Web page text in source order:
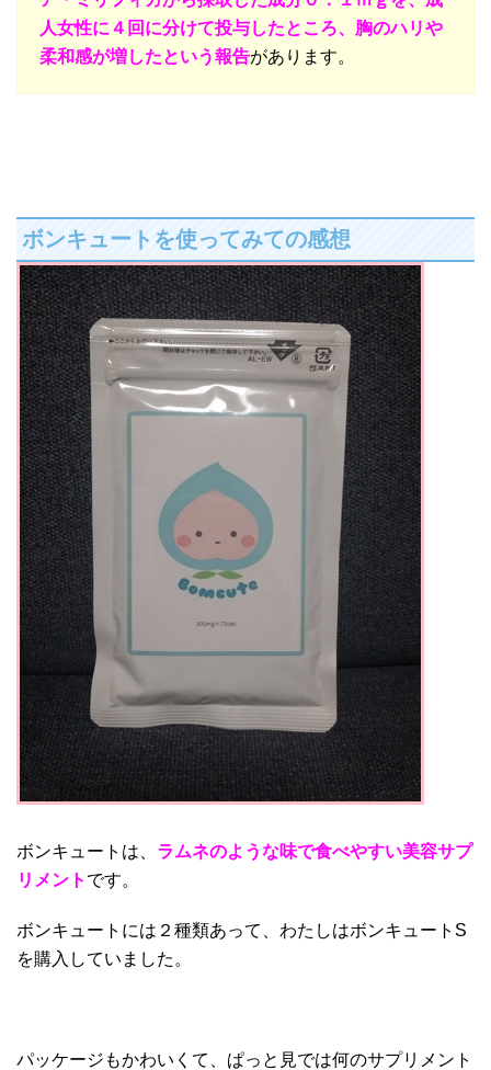
人女性に４回に分けて投与したところ、胸のハリや
柔和感が増したという報告があります。
ボンキュートを使ってみての感想
ボンキュートは、 ラムネのような味で食べやすい美容サプ
リメント です。
ボンキュートには２種類あって、わたしはボンキュートS
を購入していました。
パッケージもかわいくて、ぱっと見では何のサプリメント